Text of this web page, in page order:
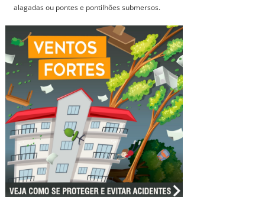
alagadas ou pontes e pontilhões submersos.